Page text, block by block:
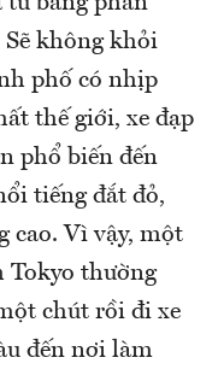
không khỏi
phố có nhịp
thế giới, xe đạp
phổ biến đến
tiếng đắt đỏ,
cao. Vì vậy, một
Tokyo thường
chút rồi đi xe
đến nơi làm